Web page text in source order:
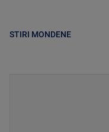
STIRI MONDENE